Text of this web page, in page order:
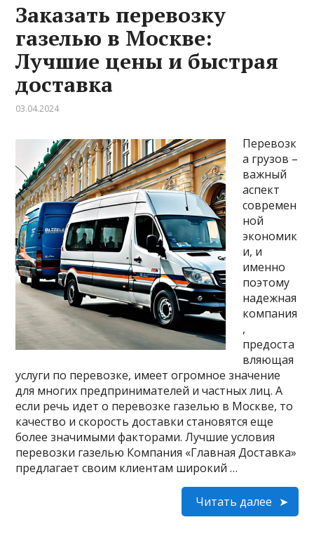
Заказать перевозку
газелью в Москве:
Лучшие цены и быстрая
доставка
03.04.2024
Перевозк
а грузов –
важный
аспект
современ
ной
экономик
и, и
именно
поэтому
надежная
компания
,
предоста
вляющая
услуги по перевозке, имеет огромное значение
для многих предпринимателей и частных лиц. А
если речь идет о перевозке газелью в Москве, то
качество и скорость доставки становятся еще
более значимыми факторами. Лучшие условия
перевозки газелью Компания «Главная Доставка»
предлагает своим клиентам широкий …
Читать далее